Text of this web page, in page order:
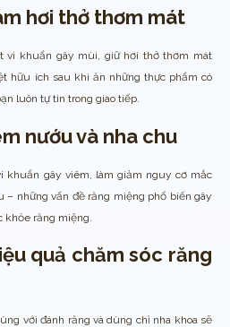
hơi thở thơm mát
vi khuẩn gây mùi, giữ hơi thở thơm mát
hữu ích sau khi ăn những thực phẩm có
luôn tự tin trong giao tiếp.
nướu và nha chu
khuẩn gây viêm, làm giảm nguy cơ mắc
– những vấn đề răng miệng phổ biến gây
khỏe răng miệng.
quả chăm sóc răng
với đánh răng và dùng chỉ nha khoa sẽ